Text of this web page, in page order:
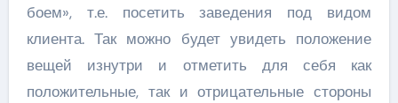
боем», т.е. посетить заведения под видом
клиента. Так можно будет увидеть положение
вещей изнутри и отметить для себя как
положительные, так и отрицательные стороны